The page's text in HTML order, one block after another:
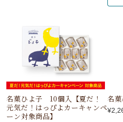
名菓ひよ子 10個入【夏だ！
元気だ！はっぴよカーキャンペ
ーン対象商品】
名